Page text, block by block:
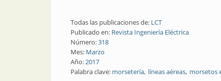
Todas las publicaciones de: LCT
Publicado en: Revista Ingeniería Eléctrica
Número:318
Mes: Marzo
Año:2017
Palabra clave: morsetería líneas aéreas morsetos